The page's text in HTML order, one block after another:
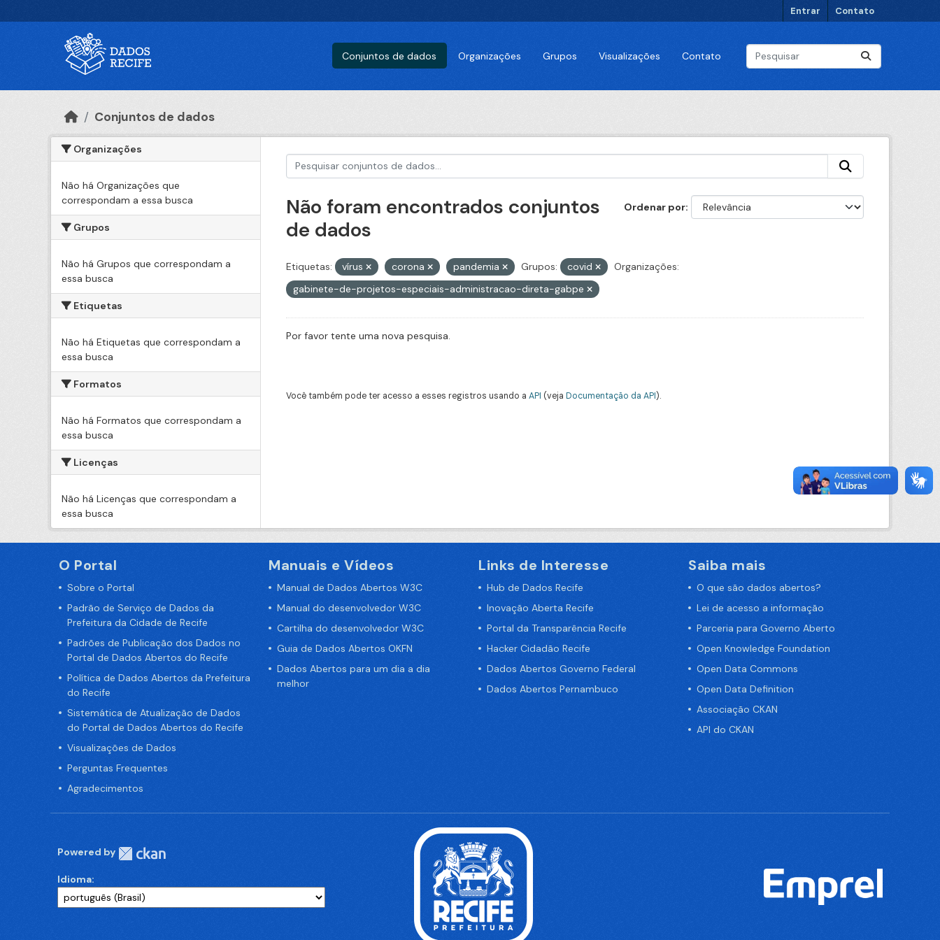
Entrar Contato
Conjuntos de dados Organizações Grupos Visualizações Contato
Conjuntos de dados
Organizações
Não há Organizações que
correspondam a essa busca
Grupos
Não há Grupos que correspondam a
essa busca
Etiquetas
Não há Etiquetas que correspondam a
essa busca
Formatos
Não há Formatos que correspondam a
essa busca
Licenças
Não há Licenças que correspondam a
essa busca
Ordenar por
Não foram encontrados conjuntos
de dados
Etiquetas: vírus corona pandemia Grupos: covid
Organizações:
gabinete-de-projetos-especiais-administracao-direta-gabpe
Por favor tente uma nova pesquisa.
Você também pode ter acesso a esses registros usando a API (veja Documentação da API).
O Portal
Sobre o Portal
Padrão de Serviço de Dados da
Prefeitura da Cidade de Recife
Padrões de Publicação dos Dados no
Portal de Dados Abertos do Recife
Política de Dados Abertos da Prefeitura
do Recife
Sistemática de Atualização de Dados
do Portal de Dados Abertos do Recife
Visualizações de Dados
Perguntas Frequentes
Agradecimentos
Manuais e Vídeos
Manual de Dados Abertos W3C
Manual do desenvolvedor W3C
Cartilha do desenvolvedor W3C
Guia de Dados Abertos OKFN
Dados Abertos para um dia a dia
melhor
Links de Interesse
Hub de Dados Recife
Inovação Aberta Recife
Portal da Transparência Recife
Hacker Cidadão Recife
Dados Abertos Governo Federal
Dados Abertos Pernambuco
Saiba mais
O que são dados abertos?
Lei de acesso a informação
Parceria para Governo Aberto
Open Knowledge Foundation
Open Data Commons
Open Data Definition
Associação CKAN
API do CKAN
Powered by
Idioma